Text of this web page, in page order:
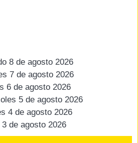
8 de agosto 2026
7 de agosto 2026
6 de agosto 2026
5 de agosto 2026
4 de agosto 2026
de agosto 2026